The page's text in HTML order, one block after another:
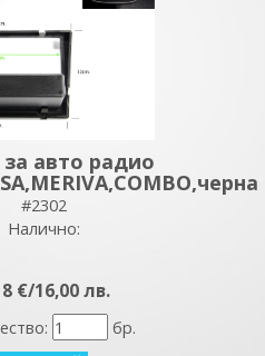
авто радио
#2302
Налично:
€/16,00 лв.
бр.